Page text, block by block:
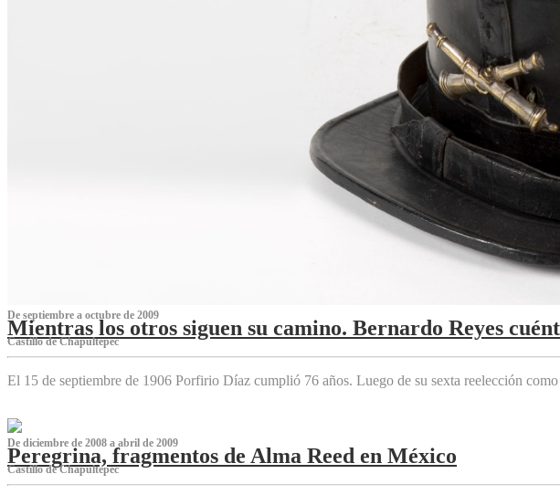
De septiembre a octubre de 2009
Mientras los otros siguen su camino. Bernardo Reyes
Castillo de Chapultepec
El 15 de septiembre de 1906 Porfirio Díaz cumplió 76 años. Luego de su sexta reelección
De diciembre de 2008 a abril de 2009
Peregrina, fragmentos de Alma Reed en México
Castillo de Chapultepec